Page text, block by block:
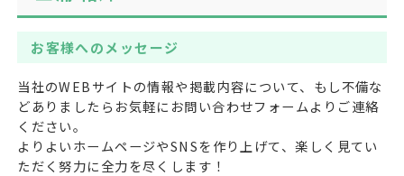
お客様へのメッセージ
当社のWEBサイトの情報や掲載内容について、もし不備な
どありましたらお気軽にお問い合わせフォームよりご連絡
ください。
よりよいホームページやSNSを作り上げて、楽しく見てい
ただく努力に全力を尽くします！